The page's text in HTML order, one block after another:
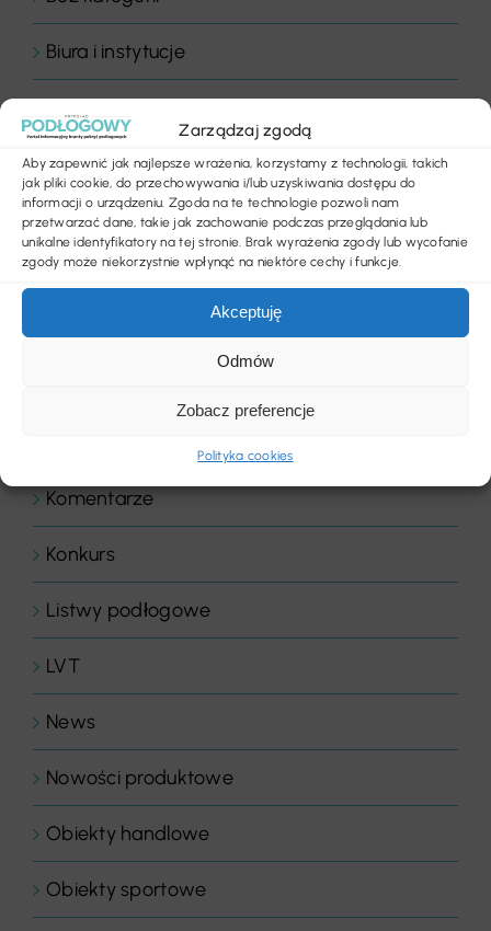
Zarządzaj zgodą
Aby zapewnić jak najlepsze wrażenia, korzystamy z technologii, takich
jak pliki cookie, do przechowywania i/lub uzyskiwania dostępu do
informacji o urządzeniu. Zgoda na te technologie pozwoli nam
przetwarzać dane, takie jak zachowanie podczas przeglądania lub
unikalne identyfikatory na tej stronie. Brak wyrażenia zgody lub wycofanie
zgody może niekorzystnie wpłynąć na niektóre cechy i funkcje.
Akceptuję
Odmów
Zobacz preferencje
Polityka cookies
Biura i instytucje
Chemia budowlana
Floor Expert Arbiton
Gastronomia
Komentarze
Konkurs
Listwy podłogowe
LVT
News
Nowości produktowe
Obiekty handlowe
Obiekty sportowe